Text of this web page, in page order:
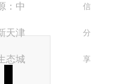
：中
天津
态城
信
分
享